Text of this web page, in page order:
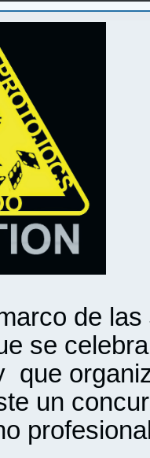
de
se
que
un